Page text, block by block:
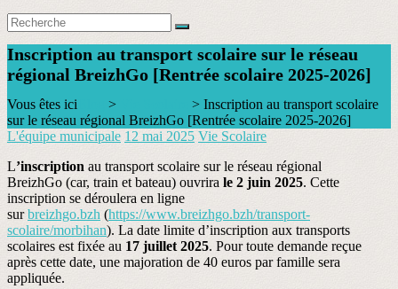
Inscription au transport scolaire sur le réseau
régional BreizhGo [Rentrée scolaire 2025-2026]
Vous êtes ici > > Inscription au transport scolaire
sur le réseau régional BreizhGo [Rentrée scolaire 2025-2026]
L'équipe municipale 12 mai 2025 Vie Scolaire
L’inscription au transport scolaire sur le réseau régional
BreizhGo (car, train et bateau) ouvrira le 2 juin 2025. Cette
inscription se déroulera en ligne
surbreizhgo.bzh (https://www.breizhgo.bzh/transport-
scolaire/morbihan). La date limite d’inscription aux transports
scolaires est fixée au 17 juillet 2025. Pour toute demande reçue
après cette date, une majoration de 40 euros par famille sera
appliquée.